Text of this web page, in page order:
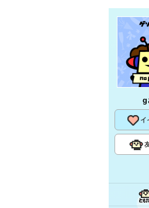
g
イ